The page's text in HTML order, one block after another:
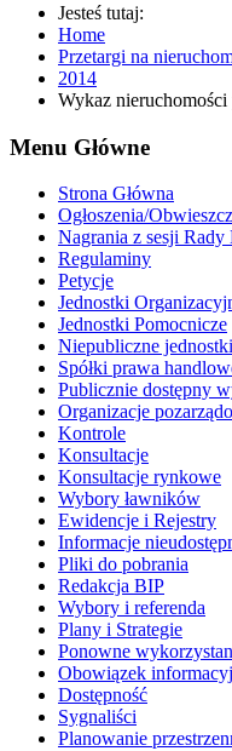
Jesteś tutaj:
Home
Przetargi na
2014
Wykaz
Menu Główne
Strona Główna
Ogłoszenia/
Nagrania z sesji Rady
Regulaminy
Petycje
Jednostki
Jednostki Pomocnicze
Niepubliczne
Spółki prawa
Publicznie dostępny
Organizacje
Kontrole
Konsultacje
Konsultacje rynkowe
Wybory ławników
Ewidencje i Rejestry
Informacje
Pliki do pobrania
Redakcja BIP
Wybory i referenda
Plany i Strategie
Ponowne
Obowiązek
Dostępność
Sygnaliści
Planowanie